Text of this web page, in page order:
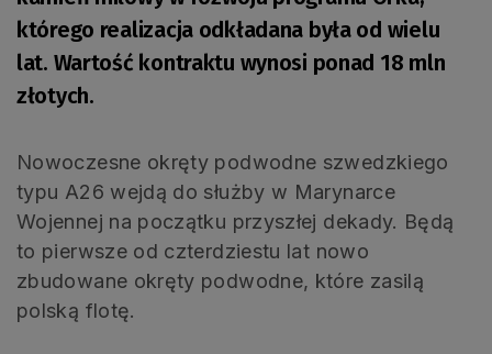
którego realizacja odkładana była od wielu
lat. Wartość kontraktu wynosi ponad 18 mln
złotych.
Nowoczesne okręty podwodne szwedzkiego
typu A26 wejdą do służby w Marynarce
Wojennej na początku przyszłej dekady. Będą
to pierwsze od czterdziestu lat nowo
zbudowane okręty podwodne, które zasilą
polską flotę.